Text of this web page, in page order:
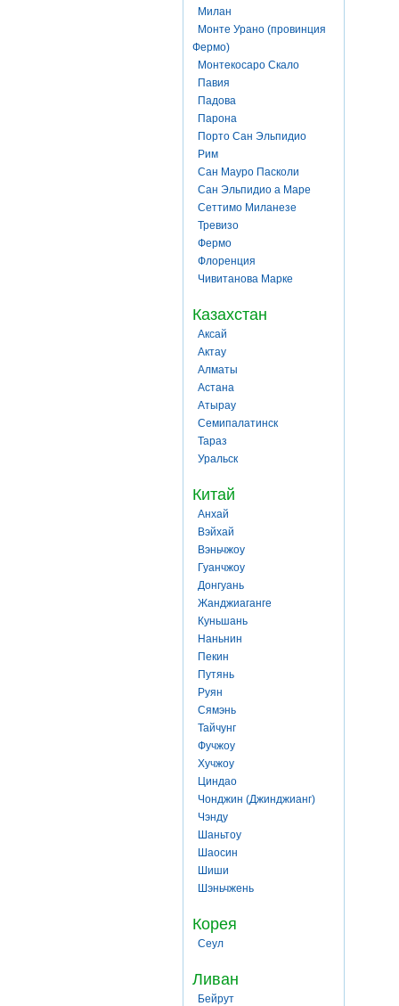
Милан
Монте Урано (провинция
Фермо)
Монтекосаро Скало
Павия
Падова
Парона
Порто Сан Эльпидио
Рим
Сан Мауро Пасколи
Сан Эльпидио а Маре
Сеттимо Миланезе
Тревизо
Фермо
Флоренция
Чивитанова Марке
Казахстан
Аксай
Актау
Алматы
Астана
Атырау
Семипалатинск
Тараз
Уральск
Китай
Анхай
Вэйхай
Вэньчжоу
Гуанчжоу
Донгуань
Жанджиаганге
Куньшань
Наньнин
Пекин
Путянь
Руян
Сямэнь
Тайчунг
Фучжоу
Хучжоу
Циндао
Чонджин (Джинджианг)
Чэнду
Шаньтоу
Шаосин
Шиши
Шэньчжень
Корея
Сеул
Ливан
Бейрут